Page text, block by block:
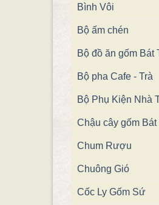
Bình Vôi
Bộ ấm chén
Bộ đồ ăn gốm Bát
Bộ pha Cafe - Trà
Bộ Phụ Kiện Nhà
Chậu cây gốm Bát
Chum Rượu
Chuông Gió
Cốc Ly Gốm Sứ